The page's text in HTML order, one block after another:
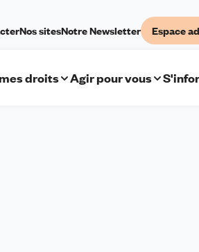
Nos sitesNotre Newsletter Espace
droits Agir pour vous